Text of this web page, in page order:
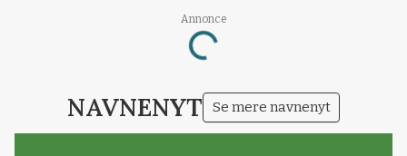
Annonce
Loading...
NAVNENYT Se mere navnenyt